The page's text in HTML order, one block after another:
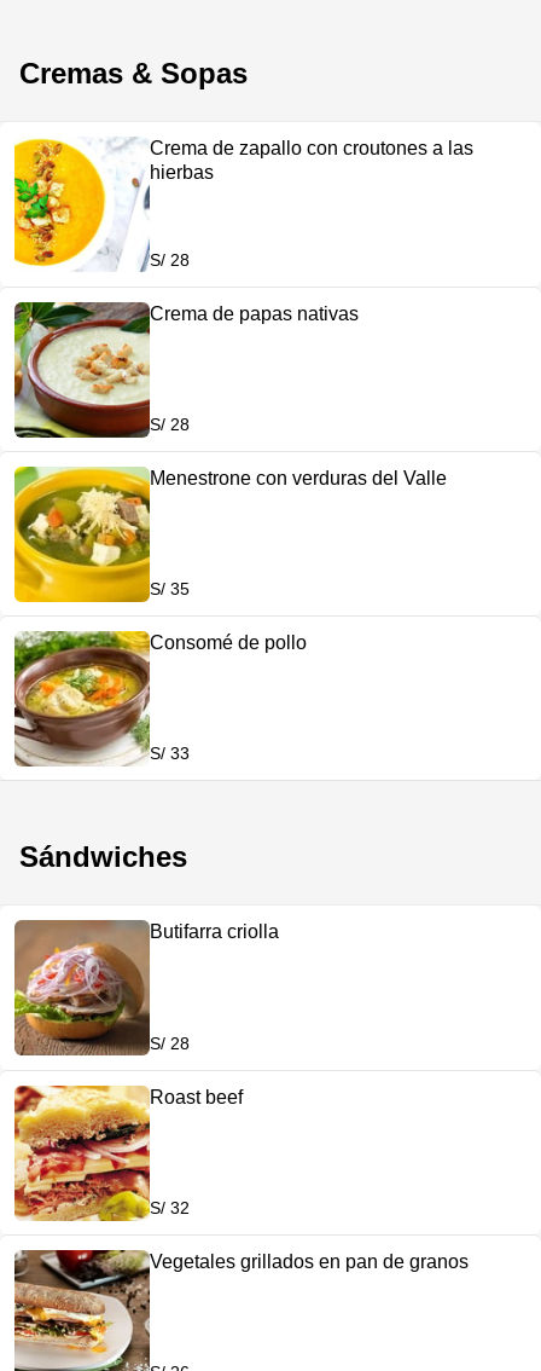
Cremas & Sopas
Crema de zapallo con croutones a las
hierbas
S/ 28
Crema de papas nativas
S/ 28
Menestrone con verduras del Valle
S/ 35
Consomé de pollo
S/ 33
Sándwiches
Butifarra criolla
S/ 28
Roast beef
S/ 32
Vegetales grillados en pan de granos